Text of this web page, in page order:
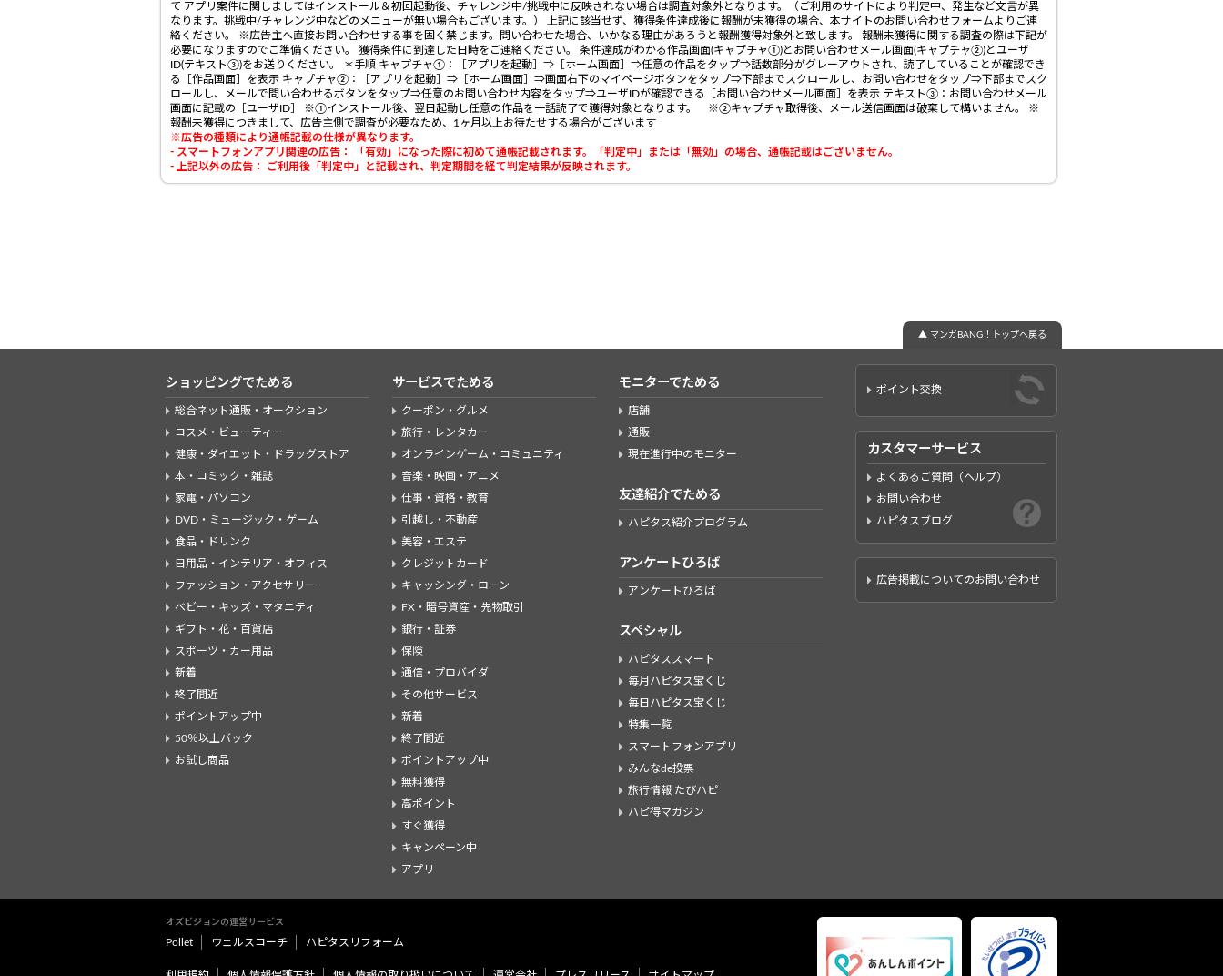
て アプリ案件に関しましてはインストール＆初回起動後、チャレンジ中/挑戦中に反映されない場合は調査対象外となります。（ご利用のサイトにより判定中、発生など文言が異
なります。挑戦中/チャレンジ中などのメニューが無い場合もございます。） 上記に該当せず、獲得条件達成後に報酬が未獲得の場合、本サイトのお問い合わせフォームよりご連
絡ください。 ※広告主へ直接お問い合わせする事を固く禁じます。問い合わせた場合、いかなる理由があろうと報酬獲得対象外と致します。 報酬未獲得に関する調査の際は下記が
必要になりますのでご準備ください。 獲得条件に到達した日時をご連絡ください。 条件達成がわかる作品画面(キャプチャ①)とお問い合わせメール画面(キャプチャ②)とユーザ
ID(テキスト③)をお送りください。 ＊手順 キャプチャ①：［アプリを起動］⇒［ホーム画面］⇒任意の作品をタップ⇒話数部分がグレーアウトされ、読了していることが確認でき
る［作品画面］を表示 キャプチャ②：［アプリを起動］⇒［ホーム画面］⇒画面右下のマイページボタンをタップ⇒下部までスクロールし、お問い合わせをタップ⇒下部までスク
ロールし、メールで問い合わせるボタンをタップ⇒任意のお問い合わせ内容をタップ⇒ユーザIDが確認できる［お問い合わせメール画面］を表示 テキスト③：お問い合わせメール
画面に記載の［ユーザID］ ※①インストール後、翌日起動し任意の作品を一話読了で獲得対象となります。 ※②キャプチャ取得後、メール送信画面は破棄して構いません。 ※
報酬未獲得につきまして、広告主側で調査が必要なため、1ヶ月以上お待たせする場合がございます
※広告の種類により通帳記載の仕様が異なります。
- スマートフォンアプリ関連の広告： 「有効」になった際に初めて通帳記載されます。「判定中」または「無効」の場合、通帳記載はございません。
- 上記以外の広告： ご利用後「判定中」と記載され、判定期間を経て判定結果が反映されます。
▲ マンガBANG！トップへ戻る
ショッピングでためる
総合ネット通販・オークション
コスメ・ビューティー
健康・ダイエット・ドラッグストア
本・コミック・雑誌
家電・パソコン
DVD・ミュージック・ゲーム
食品・ドリンク
日用品・インテリア・オフィス
ファッション・アクセサリー
ベビー・キッズ・マタニティ
ギフト・花・百貨店
スポーツ・カー用品
新着
終了間近
ポイントアップ中
50％以上バック
お試し商品
サービスでためる
クーポン・グルメ
旅行・レンタカー
オンラインゲーム・コミュニティ
音楽・映画・アニメ
仕事・資格・教育
引越し・不動産
美容・エステ
クレジットカード
キャッシング・ローン
FX・暗号資産・先物取引
銀行・証券
保険
通信・プロバイダ
その他サービス
新着
終了間近
ポイントアップ中
無料獲得
高ポイント
すぐ獲得
キャンペーン中
アプリ
モニターでためる
店舗
通販
現在進行中のモニター
友達紹介でためる
ハピタス紹介プログラム
アンケートひろば
アンケートひろば
スペシャル
ハピタススマート
毎月ハピタス宝くじ
毎日ハピタス宝くじ
特集一覧
スマートフォンアプリ
みんなde投票
旅行情報 たびハピ
ハピ得マガジン
ポイント交換
カスタマーサービス
よくあるご質問（ヘルプ）
お問い合わせ
ハピタスブログ
広告掲載についてのお問い合わせ
オズビジョンの運営サービス
Pollet ウェルスコーチ ハピタスリフォーム